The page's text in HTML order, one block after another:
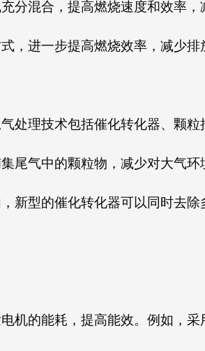
分混合，提高燃烧速度和效率，
，进一步提高燃烧效率，减少排
处理技术包括催化转化器、颗
尾气中的颗粒物，减少对大气环
型的催化转化器可以同时去除
机的能耗，提高能效。例如，